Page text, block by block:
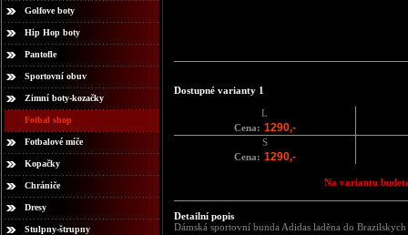
Golfove boty
Hip Hop boty
Pantofle
Sportovní obuv
Zimní boty-kozačky
Fotbal shop
Fotbalové míče
Kopačky
Chrániče
Dresy
Stulpny-štrupny
Dostupné varianty 1
L
Cena: 1290,-
S
Cena: 1290,-
Na variantu
Detailní popis
Dámská sportovní bunda Adidas laděna do Brazilskych